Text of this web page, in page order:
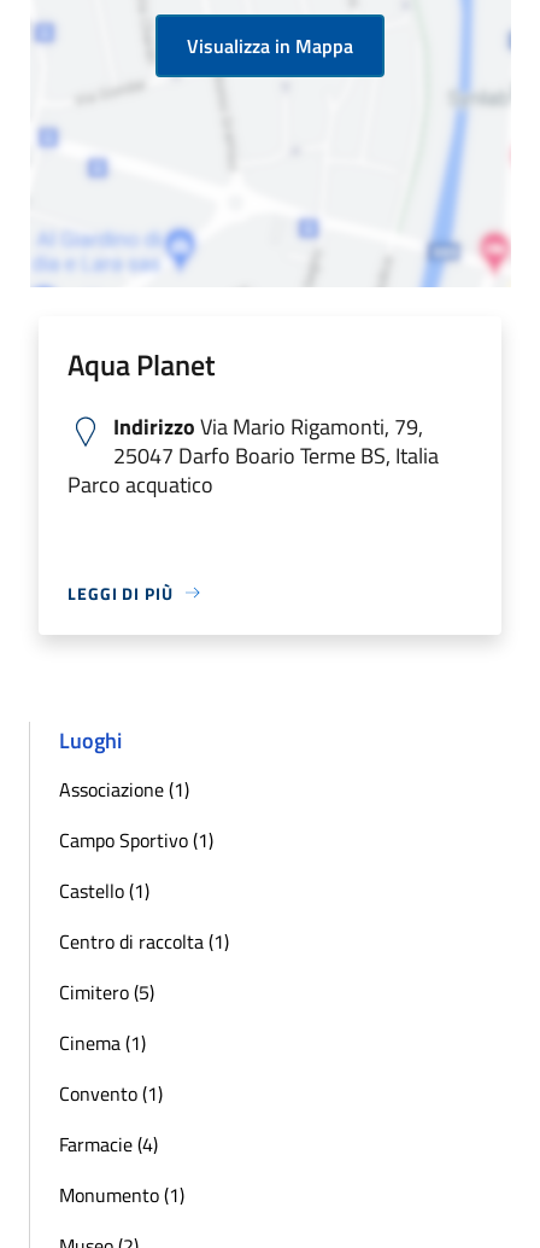
Visualizza in Mappa
Aqua Planet
IndirizzoVia Mario Rigamonti, 79,
25047 Darfo Boario Terme BS, Italia
Parco acquatico
LEGGI DI PIÙ
Luoghi
Associazione (1)
Campo Sportivo (1)
Castello (1)
Centro di raccolta (1)
Cimitero (5)
Cinema (1)
Convento (1)
Farmacie (4)
Monumento (1)